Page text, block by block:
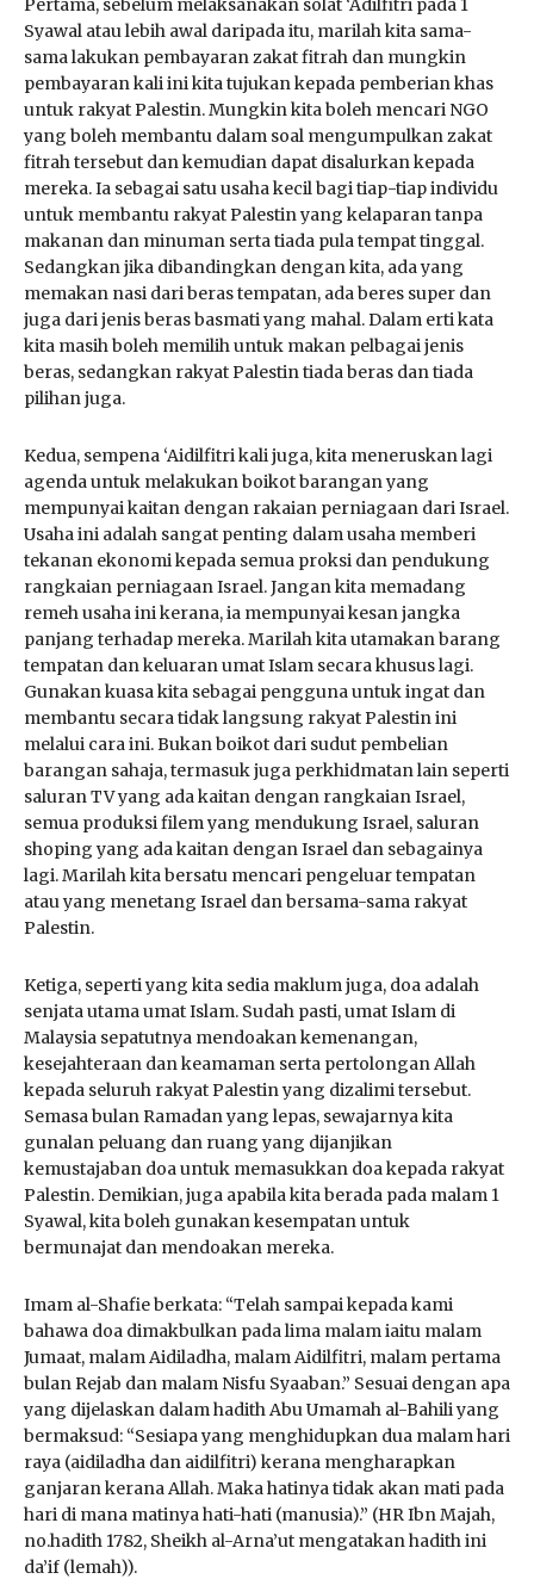
Pertama, sebelum melaksanakan solat ‘Adilfitri pada 1
Syawal atau lebih awal daripada itu, marilah kita sama-
sama lakukan pembayaran zakat fitrah dan mungkin
pembayaran kali ini kita tujukan kepada pemberian khas
untuk rakyat Palestin. Mungkin kita boleh mencari NGO
yang boleh membantu dalam soal mengumpulkan zakat
fitrah tersebut dan kemudian dapat disalurkan kepada
mereka. Ia sebagai satu usaha kecil bagi tiap-tiap individu
untuk membantu rakyat Palestin yang kelaparan tanpa
makanan dan minuman serta tiada pula tempat tinggal.
Sedangkan jika dibandingkan dengan kita, ada yang
memakan nasi dari beras tempatan, ada beres super dan
juga dari jenis beras basmati yang mahal. Dalam erti kata
kita masih boleh memilih untuk makan pelbagai jenis
beras, sedangkan rakyat Palestin tiada beras dan tiada
pilihan juga.
Kedua, sempena ‘Aidilfitri kali juga, kita meneruskan lagi
agenda untuk melakukan boikot barangan yang
mempunyai kaitan dengan rakaian perniagaan dari Israel.
Usaha ini adalah sangat penting dalam usaha memberi
tekanan ekonomi kepada semua proksi dan pendukung
rangkaian perniagaan Israel. Jangan kita memadang
remeh usaha ini kerana, ia mempunyai kesan jangka
panjang terhadap mereka. Marilah kita utamakan barang
tempatan dan keluaran umat Islam secara khusus lagi.
Gunakan kuasa kita sebagai pengguna untuk ingat dan
membantu secara tidak langsung rakyat Palestin ini
melalui cara ini. Bukan boikot dari sudut pembelian
barangan sahaja, termasuk juga perkhidmatan lain seperti
saluran TV yang ada kaitan dengan rangkaian Israel,
semua produksi filem yang mendukung Israel, saluran
shoping yang ada kaitan dengan Israel dan sebagainya
lagi. Marilah kita bersatu mencari pengeluar tempatan
atau yang menetang Israel dan bersama-sama rakyat
Palestin.
Ketiga, seperti yang kita sedia maklum juga, doa adalah
senjata utama umat Islam. Sudah pasti, umat Islam di
Malaysia sepatutnya mendoakan kemenangan,
kesejahteraan dan keamaman serta pertolongan Allah
kepada seluruh rakyat Palestin yang dizalimi tersebut.
Semasa bulan Ramadan yang lepas, sewajarnya kita
gunalan peluang dan ruang yang dijanjikan
kemustajaban doa untuk memasukkan doa kepada rakyat
Palestin. Demikian, juga apabila kita berada pada malam 1
Syawal, kita boleh gunakan kesempatan untuk
bermunajat dan mendoakan mereka.
Imam al-Shafie berkata: “Telah sampai kepada kami
bahawa doa dimakbulkan pada lima malam iaitu malam
Jumaat, malam Aidiladha, malam Aidilfitri, malam pertama
bulan Rejab dan malam Nisfu Syaaban.” Sesuai dengan apa
yang dijelaskan dalam hadith Abu Umamah al-Bahili yang
bermaksud: “Sesiapa yang menghidupkan dua malam hari
raya (aidiladha dan aidilfitri) kerana mengharapkan
ganjaran kerana Allah. Maka hatinya tidak akan mati pada
hari di mana matinya hati-hati (manusia).” (HR Ibn Majah,
no.hadith 1782, Sheikh al-Arna’ut mengatakan hadith ini
da’if (lemah)).